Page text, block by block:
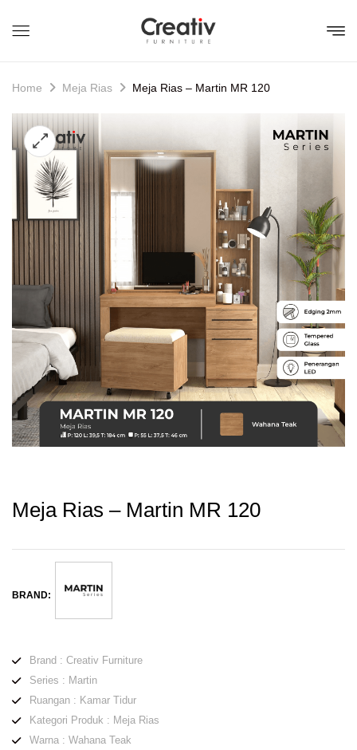
Home Meja Rias Meja Rias – Martin MR 120
Meja Rias – Martin MR 120
BRAND:
Brand : Creativ Furniture
Series : Martin
Ruangan : Kamar Tidur
Kategori Produk : Meja Rias
Warna : Wahana Teak